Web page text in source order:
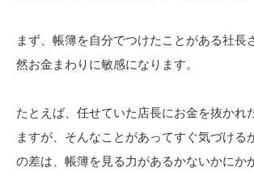
まず、帳簿を自分でつけたことがある社長
然お金まわりに敏感になります。
たとえば、任せていた店長にお金を抜かれ
ますが、そんなことがあってすぐ気づける
の差は、帳簿を見る力があるかないかにか